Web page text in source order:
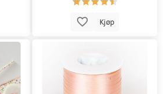
Kjøp